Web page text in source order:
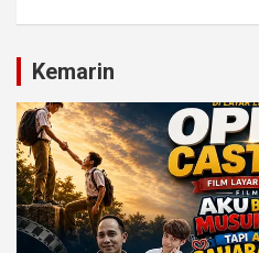
Kemarin